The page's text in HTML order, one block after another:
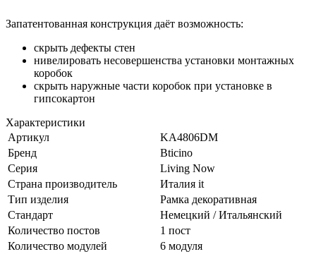
Запатентованная конструкция даёт возможность:
скрыть дефекты стен
нивелировать несовершенства установки монтажных
коробок
скрыть наружные части коробок при установке в
гипсокартон
Характеристики
Артикул
KA4806DM
Бренд
Bticino
Серия
Living Now
Страна производитель
Италия it
Тип изделия
Рамка декоративная
Стандарт
Немецкий / Итальянский
Количество постов
1 пост
Количество модулей
6 модуля